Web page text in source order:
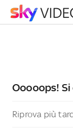
Ooooops!
Riprova più